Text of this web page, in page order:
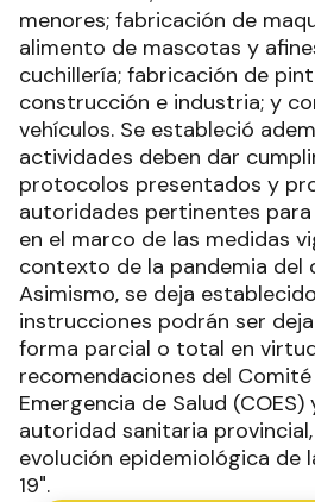
menores; fabricación de
alimento de mascotas y
cuchillería; fabricación de
construcción e industria; y
vehículos. Se estableció
actividades deben dar
protocolos presentados y
autoridades pertinentes
en el marco de las medidas
contexto de la pandemia del
Asimismo, se deja
instrucciones podrán ser
forma parcial o total en
recomendaciones del
Emergencia de Salud
autoridad sanitaria
evolución epidemiológica de
19".